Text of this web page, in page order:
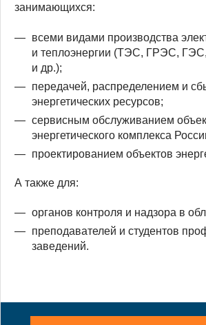
занимающихся:
всеми видами производства
и теплоэнергии (ТЭС, ГРЭС,
и др.);
передачей, распределением и
энергетических ресурсов;
сервисным обслуживанием
энергетического комплекса
проектированием объектов
А также для:
органов контроля и надзора в
преподавателей и студентов
заведений.